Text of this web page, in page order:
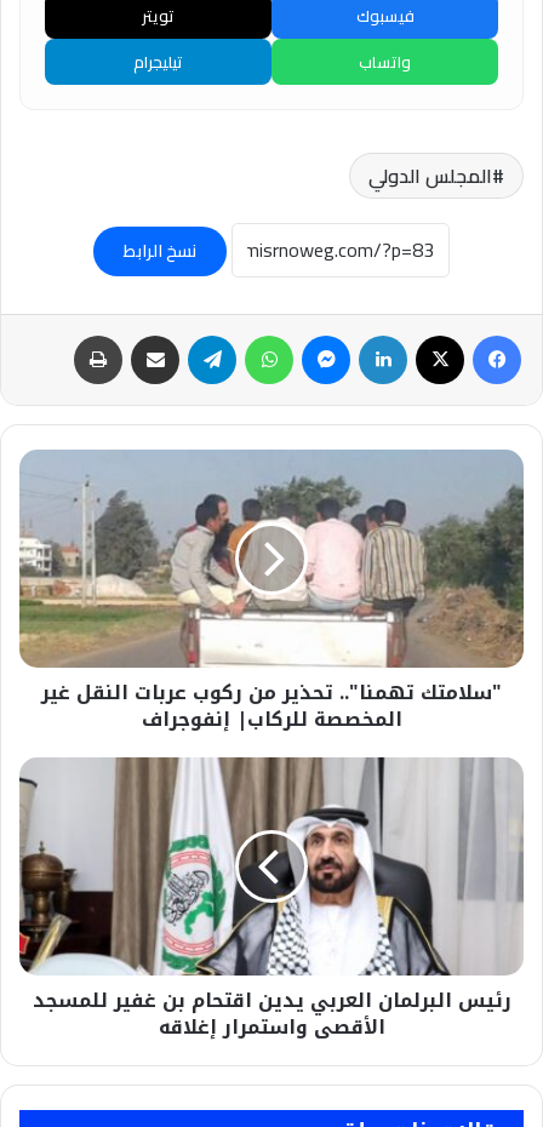
فيسبوك
تويتر
واتساب
تيليجرام
المجلس الدولي
نسخ الرابط
فيسبوك لينكدإن ماسنجر واتساب تيلقرام مشاركة عبر البريد
"سلامتك
تهمنا"..
تحذير
من
ركوب
عربات
النقل
غير
المخصصة
للركاب|
"سلامتك تهمنا".. تحذير من ركوب عربات النقل غير
المخصصة للركاب| إنفوجراف
رئيس
يدين
بن
الأقصى
واستمرار
رئيس البرلمان العربي يدين اقتحام بن غفير للمسجد
الأقصى واستمرار إغلاقه